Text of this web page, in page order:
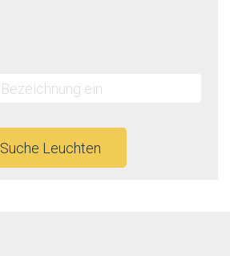
Suche Leuchten